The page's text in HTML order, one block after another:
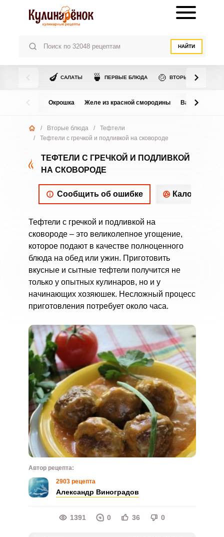
НАЙТИ
🍆 САЛАТЫ 🍵 ПЕРВЫЕ БЛЮДА 🍲 ВТОРЫЕ БЛЮДА
Окрошка Желе из красной смородины Варенье из
/ Вторые блюда /
Тефтели
/
Тефтели с гречкой и подливкой на сковороде
ТЕФТЕЛИ С ГРЕЧКОЙ И ПОДЛИВКОЙ
НА СКОВОРОДЕ
Сообщить об ошибке
Тефтели с гречкой и подливкой на
сковороде – это великолепное угощение,
которое подают в качестве полноценного
блюда на обед или ужин. Приготовить
вкусные и сытные тефтели получится не
только у опытных кулинаров, но и у
начинающих хозяюшек. Несложный процесс
приготовления потребует около часа.
Автор рецепта:
2903 рецепта
Александр Виноградов
1391 0 36 0